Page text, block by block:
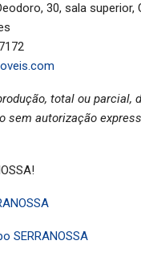
30, sala superior,
total ou parcial,
sem autorização
SERRANOSSA